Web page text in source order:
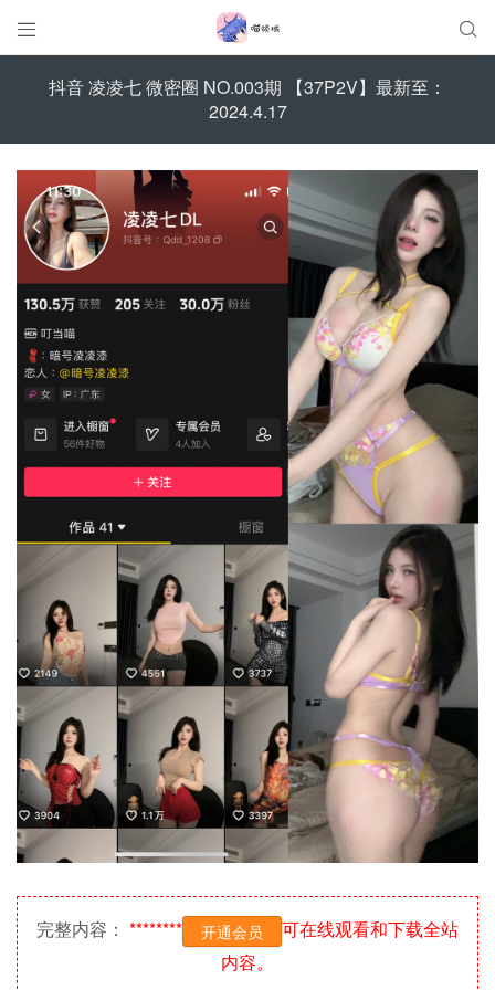
 
抖音 凌凌七 微密圈 NO.003期 【37P2V】最新至：
2024.4.17
完整内容： ******** 开通会员
可在线观看和下载全站
内容。